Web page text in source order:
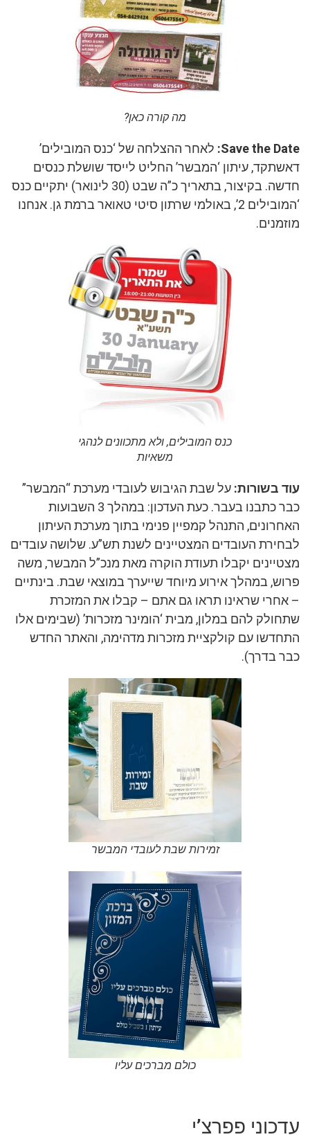
מה קורה כאן?
Save the Date: לאחר ההצלחה של ‘כנס המובילים’
דאשתקד, עיתון ‘המבשר’ החליט לייסד שושלת כנסים
חדשה. בקיצור, בתאריך כ”ה שבט (30 לינואר) יתקיים כנס
‘המובילים 2’, באולמי שרתון סיטי טאואר ברמת גן. אנחנו
מוזמנים.
כנס המובילים, ולא מתכוונים לנהגי
משאיות
עוד בשורות: על שבת הגיבוש לעובדי מערכת “המבשר”
כבר כתבנו בעבר. כעת העדכון: במהלך 3 השבועות
האחרונים, התנהל קמפיין פנימי בתוך מערכת העיתון
לבחירת העובדים המצטיינים לשנת תש”ע. שלושה עובדים
מצטיינים יקבלו תעודת הוקרה מאת מנכ”ל המבשר, משה
פרוש, במהלך אירוע מיוחד שייערך במוצאי שבת. בינתיים
– אחרי שראינו תראו גם אתם – קבלו את המזכרת
שתחולק להם במלון, מבית ‘הומינר מזכרות’ (שבימים אלו
התחדשו עם קולקציית מזכרות מדהימה, והאתר החדש
כבר בדרך).
זמירות שבת לעובדי המבשר
כולם מברכים עליו
עדכוני פפרצ’י